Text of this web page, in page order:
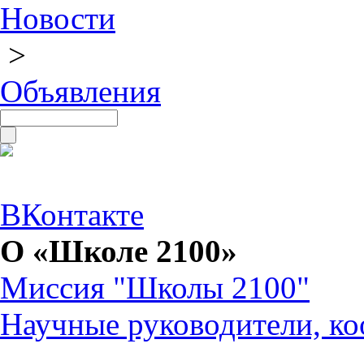
Новости
>
Объявления
ВКонтакте
О «Школе 2100»
Миссия "Школы 2100"
Научные руководители,